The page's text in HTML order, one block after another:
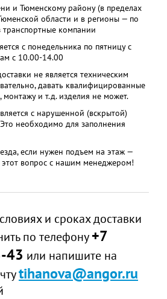
и Тюменскому району (в пределах
области и в регионы — по
транспортные компании
с понедельника по пятницу с
с 10.00-14.00
не является техническим
давать квалифицированные
монтажу и т.д. изделия не может.
с нарушенной (вскрытой)
необходимо для заполнения
если нужен подъем на этаж —
этот вопрос с нашим менеджером!
и сроках доставки
по телефону+7
43 или напишите на
tihanova@angor.ru